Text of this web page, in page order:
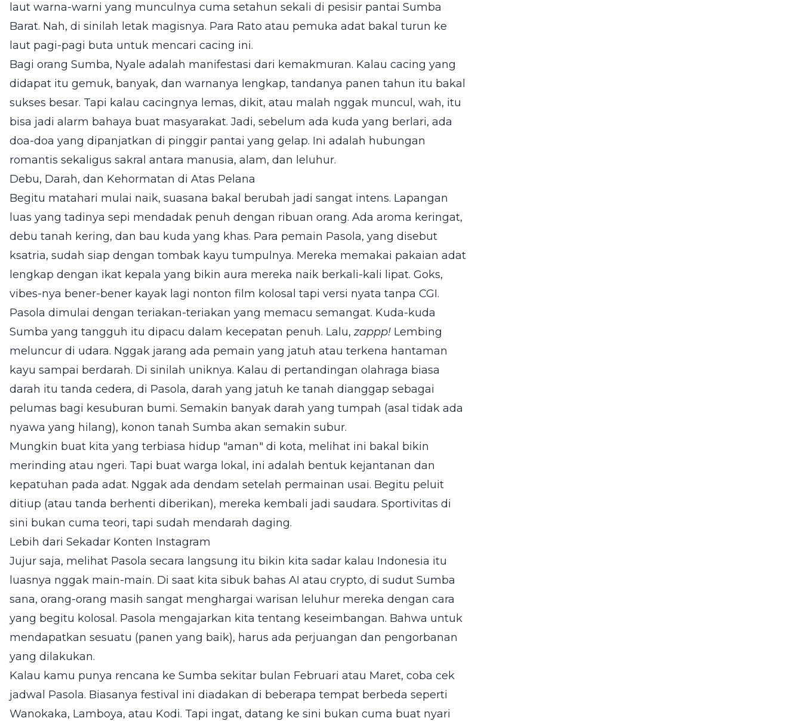
laut warna-warni yang munculnya cuma setahun sekali di pesisir pantai Sumba
Barat. Nah, di sinilah letak magisnya. Para Rato atau pemuka adat bakal turun ke
laut pagi-pagi buta untuk mencari cacing ini.
Bagi orang Sumba, Nyale adalah manifestasi dari kemakmuran. Kalau cacing yang
didapat itu gemuk, banyak, dan warnanya lengkap, tandanya panen tahun itu bakal
sukses besar. Tapi kalau cacingnya lemas, dikit, atau malah nggak muncul, wah, itu
bisa jadi alarm bahaya buat masyarakat. Jadi, sebelum ada kuda yang berlari, ada
doa-doa yang dipanjatkan di pinggir pantai yang gelap. Ini adalah hubungan
romantis sekaligus sakral antara manusia, alam, dan leluhur.
Debu, Darah, dan Kehormatan di Atas Pelana
Begitu matahari mulai naik, suasana bakal berubah jadi sangat intens. Lapangan
luas yang tadinya sepi mendadak penuh dengan ribuan orang. Ada aroma keringat,
debu tanah kering, dan bau kuda yang khas. Para pemain Pasola, yang disebut
ksatria, sudah siap dengan tombak kayu tumpulnya. Mereka memakai pakaian adat
lengkap dengan ikat kepala yang bikin aura mereka naik berkali-kali lipat. Goks,
vibes-nya bener-bener kayak lagi nonton film kolosal tapi versi nyata tanpa CGI.
Pasola dimulai dengan teriakan-teriakan yang memacu semangat. Kuda-kuda
Sumba yang tangguh itu dipacu dalam kecepatan penuh. Lalu, zappp! Lembing
meluncur di udara. Nggak jarang ada pemain yang jatuh atau terkena hantaman
kayu sampai berdarah. Di sinilah uniknya. Kalau di pertandingan olahraga biasa
darah itu tanda cedera, di Pasola, darah yang jatuh ke tanah dianggap sebagai
pelumas bagi kesuburan bumi. Semakin banyak darah yang tumpah (asal tidak ada
nyawa yang hilang), konon tanah Sumba akan semakin subur.
Mungkin buat kita yang terbiasa hidup "aman" di kota, melihat ini bakal bikin
merinding atau ngeri. Tapi buat warga lokal, ini adalah bentuk kejantanan dan
kepatuhan pada adat. Nggak ada dendam setelah permainan usai. Begitu peluit
ditiup (atau tanda berhenti diberikan), mereka kembali jadi saudara. Sportivitas di
sini bukan cuma teori, tapi sudah mendarah daging.
Lebih dari Sekadar Konten Instagram
Jujur saja, melihat Pasola secara langsung itu bikin kita sadar kalau Indonesia itu
luasnya nggak main-main. Di saat kita sibuk bahas AI atau crypto, di sudut Sumba
sana, orang-orang masih sangat menghargai warisan leluhur mereka dengan cara
yang begitu kolosal. Pasola mengajarkan kita tentang keseimbangan. Bahwa untuk
mendapatkan sesuatu (panen yang baik), harus ada perjuangan dan pengorbanan
yang dilakukan.
Kalau kamu punya rencana ke Sumba sekitar bulan Februari atau Maret, coba cek
jadwal Pasola. Biasanya festival ini diadakan di beberapa tempat berbeda seperti
Wanokaka, Lamboya, atau Kodi. Tapi ingat, datang ke sini bukan cuma buat nyari